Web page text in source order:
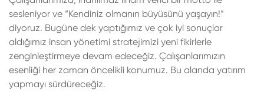
sesleniyor ve “Kendiniz olmanın büyüsünü yaşayın!”
diyoruz. Bugüne dek yaptığımız ve çok iyi sonuçlar
aldığımız insan yönetimi stratejimizi yeni fikirlerle
zenginleştirmeye devam edeceğiz. Çalışanlarımızın
esenliği her zaman öncelikli konumuz. Bu alanda yatırım
yapmayı sürdüreceğiz.